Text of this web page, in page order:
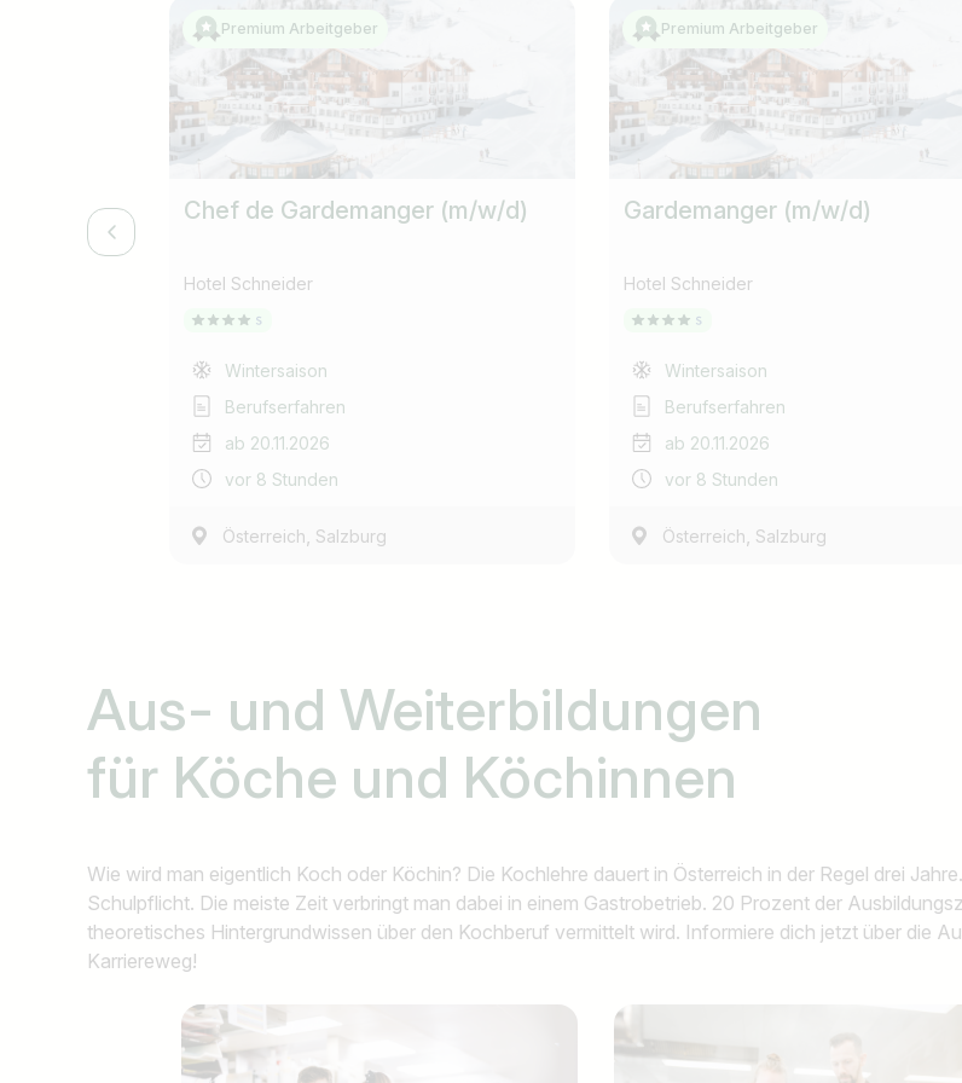
Premium Arbeitgeber
Chef de Gardemanger (m/w/d)
Hotel Schneider
Wintersaison
Berufserfahren
ab 20.11.2026
vor 8 Stunden
Österreich, Salzburg
Premium Arbeitgeber
Gardemanger (m/w/d)
Hotel Schneider
Wintersaison
Berufserfahren
ab 20.11.2026
vor 8 Stunden
Österreich, Salzburg
Aus- und Weiterbildungen
für Köche und Köchinnen
Wie wird man eigentlich Koch oder Köchin? Die Kochlehre dauert in Österreich in der Regel drei
Schulpflicht. Die meiste Zeit verbringt man dabei in einem Gastrobetrieb. 20 Prozent der
theoretisches Hintergrundwissen über den Kochberuf vermittelt wird. Informiere dich jetzt über die
Karriereweg!